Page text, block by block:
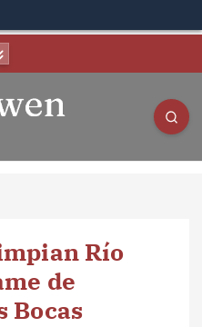
Río
de
Bocas